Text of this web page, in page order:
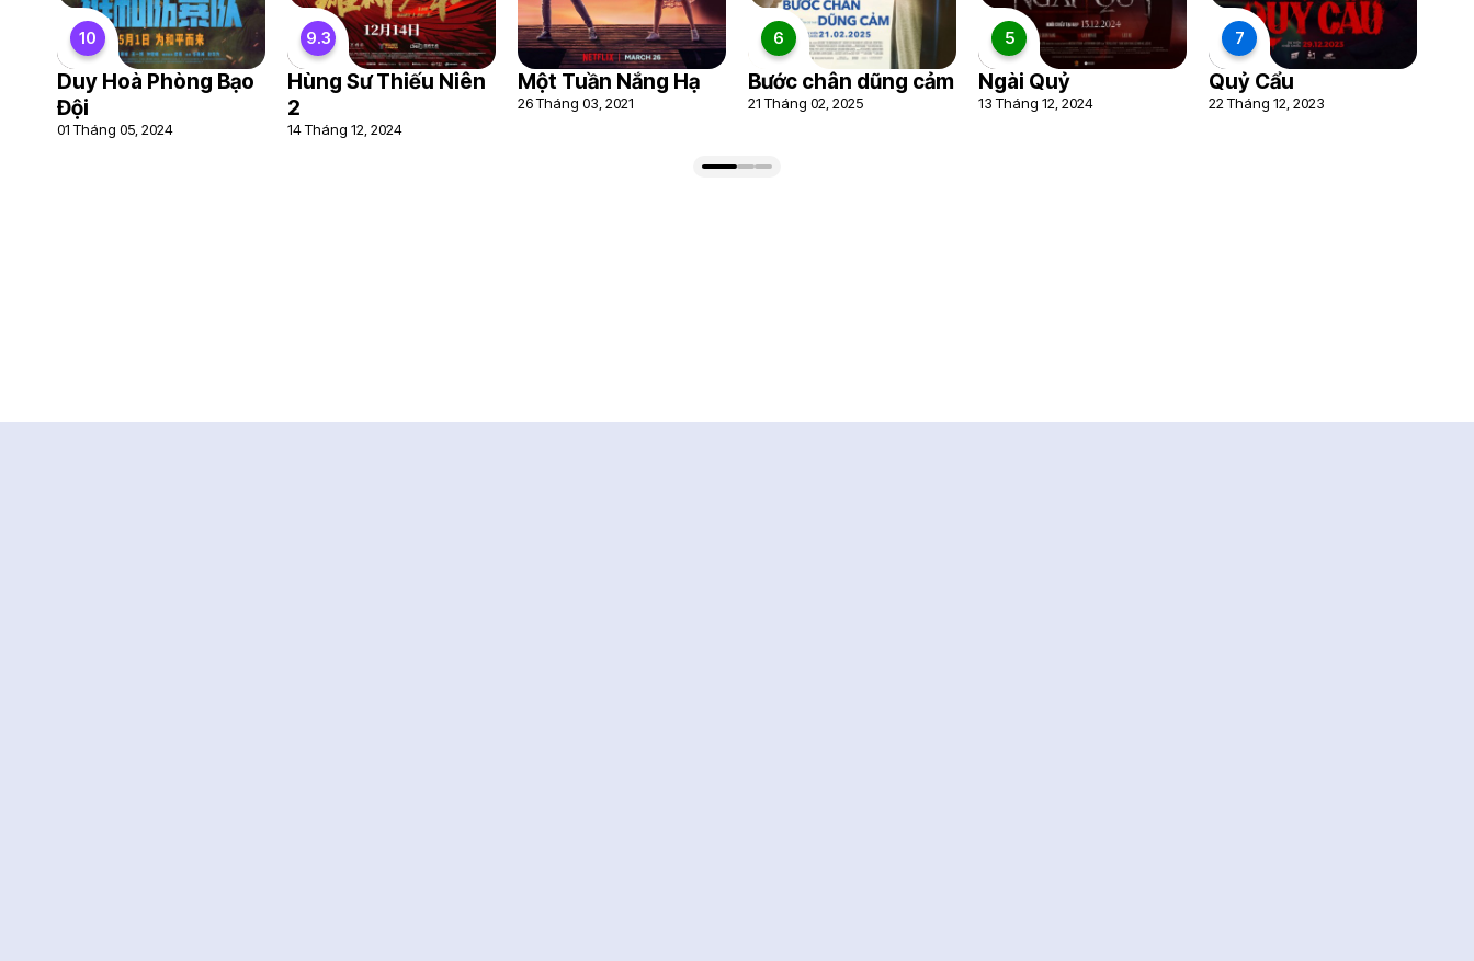
10
Duy Hoà Phòng Bạo
Đội
01 Tháng 05, 2024
9.3
Hùng Sư Thiếu Niên
2
14 Tháng 12, 2024
Một Tuần Nắng Hạ
26 Tháng 03, 2021
6
Bước chân dũng cảm
21 Tháng 02, 2025
5
Ngài Quỷ
13 Tháng 12, 2024
7
Quỷ Cẩu
22 Tháng 12, 2023